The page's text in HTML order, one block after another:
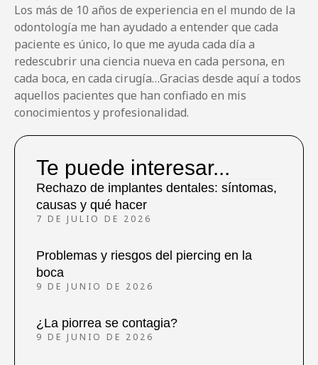
Los más de 10 años de experiencia en el mundo de la
odontología me han ayudado a entender que cada
paciente es único, lo que me ayuda cada día a
redescubrir una ciencia nueva en cada persona, en
cada boca, en cada cirugía…Gracias desde aquí a todos
aquellos pacientes que han confiado en mis
conocimientos y profesionalidad.
Te puede interesar...
Rechazo de implantes dentales: síntomas,
causas y qué hacer
7 DE JULIO DE 2026
Problemas y riesgos del piercing en la
boca
9 DE JUNIO DE 2026
¿La piorrea se contagia?
9 DE JUNIO DE 2026